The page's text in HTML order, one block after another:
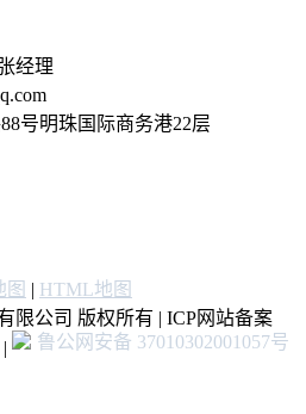
经理
号明珠国际商务港22层
图 | HTML地图
限公司 版权所有 | ICP网站备案
| 鲁公网安备 37010302001057号